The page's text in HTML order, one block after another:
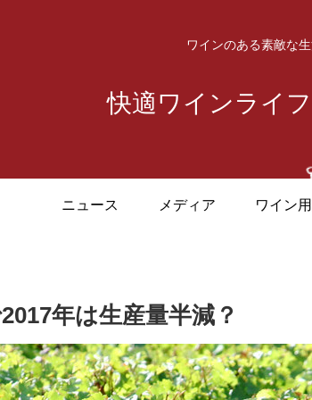
ワインのある素敵な生
快適ワインライ
ニュース メディア ワイン
年は生産量半減？